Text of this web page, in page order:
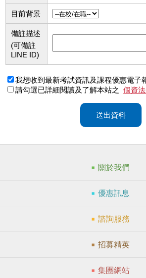
目前背景
備註描述
(可備註
LINE ID)
我想收到最新考試資訊及課程優惠電子
請勾選已詳細閱讀及了解本站之
個資
送出資料
關於我們
優惠訊息
諮詢服務
招募精英
集團網站